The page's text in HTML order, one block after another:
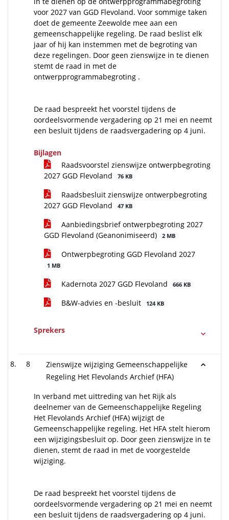
voor 2027 van GGD Flevoland. Voor sommige taken
doet de gemeente Zeewolde mee aan een
gemeenschappelijke regeling. De raad beslist elk
jaar of hij kan instemmen met de begroting van
deze regelingen. Door geen zienswijze in te dienen
stemt de raad in met de
ontwerpprogrammabegroting .
De raad bespreekt het voorstel tijdens de
oordeelsvormende vergadering op 21 mei en neemt
een besluit tijdens de raadsvergadering op 4 juni.
Bijlagen
Raadsvoorstel zienswijze ontwerpbegroting
2027 GGD Flevoland
76 KB
Raadsbesluit zienswijze ontwerpbegroting
2027 GGD Flevoland
47 KB
Aanbiedingsbrief ontwerpbegroting 2027
GGD Flevoland (Geanonimiseerd)
2 MB
Ontwerpbegroting GGD Flevoland 2027
1 MB
Kadernota 2027 GGD Flevoland 666 KB
B&W-advies en -besluit 124 KB
Sprekers
8
Zienswijze wijziging Gemeenschappelijke
Regeling Het Flevolands Archief (HFA)
In verband met uittreding van het Rijk als
deelnemer van de Gemeenschappelijke Regeling
Het Flevolands Archief (HFA) wijzigt de
Gemeenschappelijke regeling. Het HFA stelt hierom
een wijzigingsbesluit op. Door geen zienswijze in te
dienen, stemt de raad in met de voorgestelde
wijziging.
De raad bespreekt het voorstel tijdens de
oordeelsvormende vergadering op 21 mei en neemt
een besluit tijdens de raadsvergadering op 4 juni.